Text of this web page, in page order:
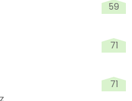
59
71
71